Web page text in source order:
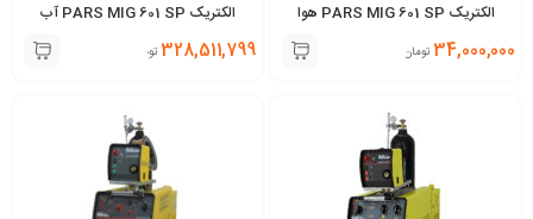
الکتریک PARS MIG 601 SP هوا
34,000,000 تومان
الکتریک PARS MIG 601 SP آب
328,511,799 تومان